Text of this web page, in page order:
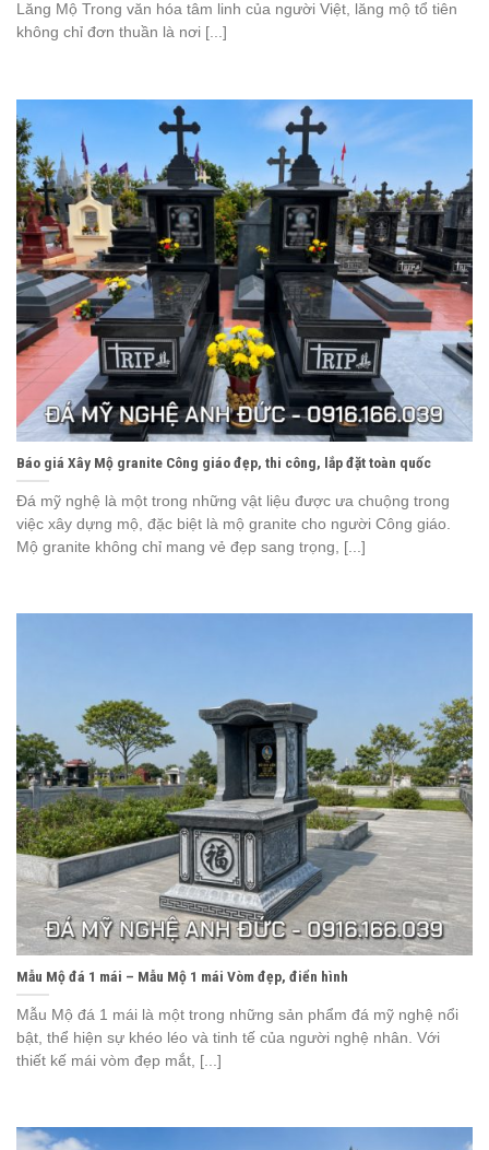
Lăng Mộ Trong văn hóa tâm linh của người Việt, lăng mộ tổ tiên
không chỉ đơn thuần là nơi [...]
Báo giá Xây Mộ granite Công giáo đẹp, thi công, lắp đặt toàn quốc
Đá mỹ nghệ là một trong những vật liệu được ưa chuộng trong
việc xây dựng mộ, đặc biệt là mộ granite cho người Công giáo.
Mộ granite không chỉ mang vẻ đẹp sang trọng, [...]
Mẫu Mộ đá 1 mái – Mẫu Mộ 1 mái Vòm đẹp, điển hình
Mẫu Mộ đá 1 mái là một trong những sản phẩm đá mỹ nghệ nổi
bật, thể hiện sự khéo léo và tinh tế của người nghệ nhân. Với
thiết kế mái vòm đẹp mắt, [...]